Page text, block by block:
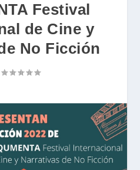
Festival
de Cine y
No Ficción